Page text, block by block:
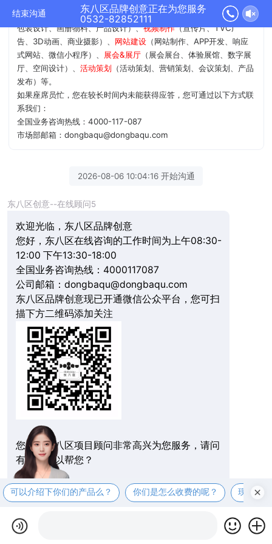
结束沟通
东八区品牌创意正在为您服务
0532-82852111
我公司12年 业务涵盖品牌&设计（品牌策略、品牌命名、商标/VI、
包装设计、画册物料、产品设计）、视频制作（宣传片、TVC广
告、3D动画、商业摄影）、 网站建设 （网站制作、APP开发、响应
式网站、微信小程序）、
展会&展厅 （展会展台、体验展馆、数字展
厅、空间设计）、活动策划 （活动策划、营销策划、会议策划、产品
发布）等。
如果座席员忙，您在较长时间内未能获得应答，您可通过以下方式联
系我们：
全国业务咨询热线：4000-117-087
市场部邮箱：dongbaqu@dongbaqu.com
2026-08-06 10:04:16 开始沟通
东八区创意--在线顾问5
欢迎光临，东八区品牌创意
您好，东八区在线咨询的工作时间为上午08:30-
12:00 下午13:30-18:00
全国业务咨询热线：4000117087
公司邮箱：dongbaqu@dongbaqu.com
东八区品牌创意现已开通微信公众平台，您可扫
描下方二维码添加关注
您好，东八区项目顾问非常高兴为您服务，请问
有什么可以帮您？
在线拨打
可以介绍下你们的产品么？ 你们是怎么收费的呢？ 现在有